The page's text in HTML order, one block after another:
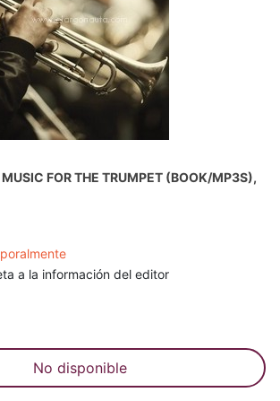
MUSIC FOR THE TRUMPET (BOOK/MP3S),
a la información del editor
No disponible